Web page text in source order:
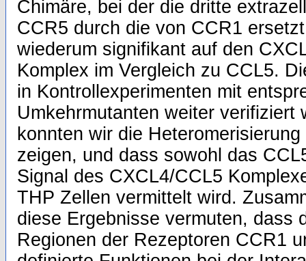
Chimäre, bei der die dritte
CCR5 durch die von CCR1
wiederum signifikant auf den
Komplex im Vergleich zu CCL5.
in Kontrollexperimenten mit
Umkehrmutanten weiter verifiziert
konnten wir die
zeigen, und dass sowohl das
Signal des CXCL4/CCL5
THP Zellen vermittelt wird.
diese Ergebnisse vermuten, dass
Regionen der Rezeptoren CCR1